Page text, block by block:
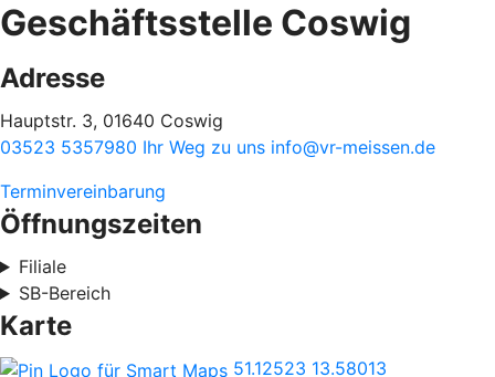
Geschäftsstelle Coswig
Adresse
Hauptstr. 3, 01640 Coswig
03523 5357980 Ihr Weg zu uns info@vr-meissen.de
Terminvereinbarung
Öffnungszeiten
Filiale
SB-Bereich
Karte
51.12523 13.58013